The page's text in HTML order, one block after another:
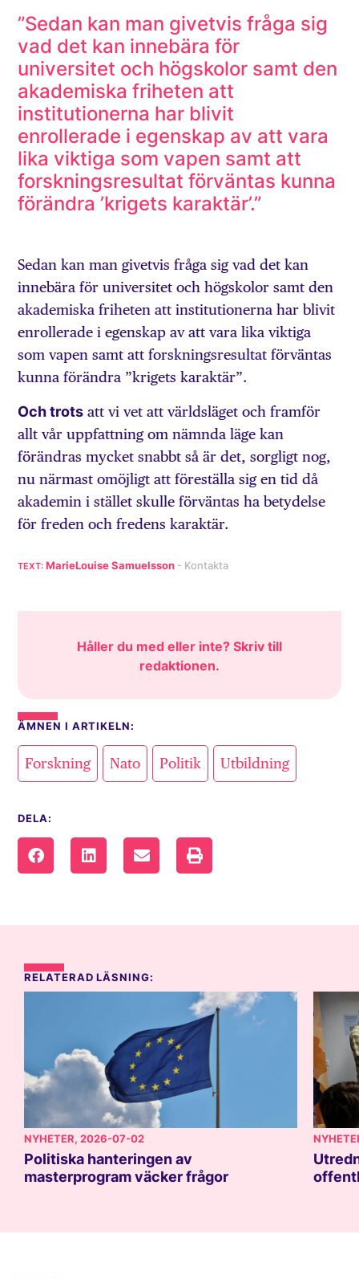
”Sedan kan man givetvis fråga sig
vad det kan innebära för
universitet och högskolor samt den
akademiska friheten att
institutionerna har blivit
enrollerade i egenskap av att vara
lika viktiga som vapen samt att
forskningsresultat förväntas kunna
förändra ’krigets karaktär’.”
Sedan kan man givetvis fråga sig vad det kan
innebära för universitet och högskolor samt den
akademiska friheten att institutionerna har blivit
enrollerade i egenskap av att vara lika viktiga
som vapen samt att forskningsresultat förväntas
kunna förändra ”krigets karaktär”.
Och trots att vi vet att världsläget och framför
allt vår uppfattning om nämnda läge kan
förändras mycket snabbt så är det, sorgligt nog,
nu närmast omöjligt att föreställa sig en tid då
akademin i stället skulle förväntas ha betydelse
för freden och fredens karaktär.
MarieLouise Samuelsson
Håller du med eller inte? Skriv till
redaktionen.
ÄMNEN I ARTIKELN:
Forskning Nato Politik Utbildning
DELA:
RELATERAD LÄSNING:
NYHETER, 2026-07-02
Politiska hanteringen av
masterprogram väcker frågor